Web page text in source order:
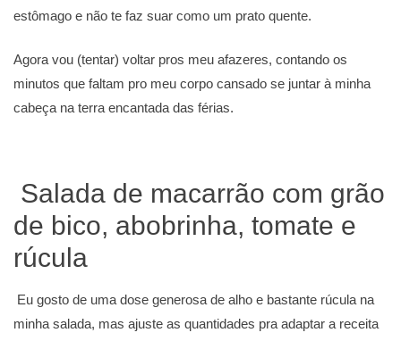
estômago e não te faz suar como um prato quente.
Agora vou (tentar) voltar pros meu afazeres, contando os
minutos que faltam pro meu corpo cansado se juntar à minha
cabeça na terra encantada das férias.
Salada de macarrão com grão
de bico, abobrinha, tomate e
rúcula
Eu gosto de uma dose generosa de alho e bastante rúcula na
minha salada, mas ajuste as quantidades pra adaptar a receita